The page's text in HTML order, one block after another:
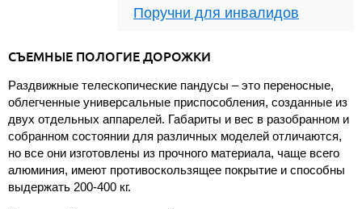
Поручни для инвалидов
СЪЕМНЫЕ ПОЛОГИЕ ДОРОЖКИ
Раздвижные телескопические пандусы – это переносные,
облегченные универсальные приспособления, созданные из
двух отдельных аппарелей. Габариты и вес в разобранном и
собранном состоянии для различных моделей отличаются,
но все они изготовлены из прочного материала, чаще всего
алюминия, имеют противоскользящее покрытие и способны
выдержать 200-400 кг.